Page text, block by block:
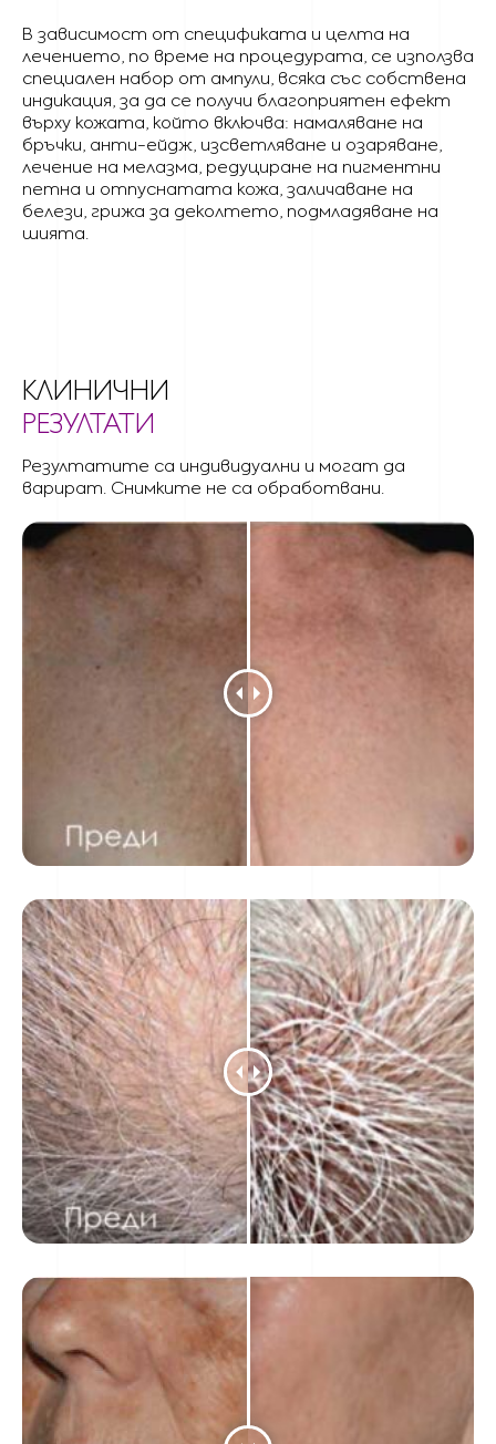
В зависимост от спецификата и целта на
лечението, по време на процедурата, се използва
специален набор от ампули, всяка със собствена
индикация, за да се получи благоприятен ефект
върху кожата, който включва: намаляване на
бръчки, анти-ейдж, изсветляване и озаряване,
лечение на мелазма, редуциране на пигментни
петна и отпуснатата кожа, заличаване на
белези, грижа за деколтето, подмладяване на
шията.
КЛИНИЧНИ
РЕЗУЛТАТИ
Резултатите са индивидуални и могат да
варират. Снимките не са обработвани.